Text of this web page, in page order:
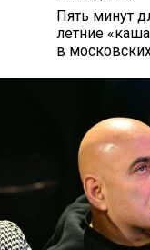
Пять минут
летние
в